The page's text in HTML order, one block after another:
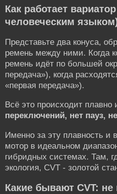
Как работает
человеческим
Представьте два конуса,
ремень между ними. Когда
ремень идёт по большей
передача»), когда
«первая передача»).
Всё это происходит плавно
переключений, нет пауз,
Именно за эту плавность и
мотор в идеальном
гибридных системах. Там,
экология, CVT - золотой
Какие бывают CVT: не